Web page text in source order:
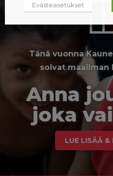
Tänä vuonna
soivat maailman
Anna
joka
LUE LISÄÄ &
Evästeasetukset